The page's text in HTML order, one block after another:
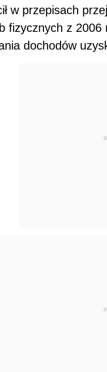
w przepisach
fizycznych z
dochodów